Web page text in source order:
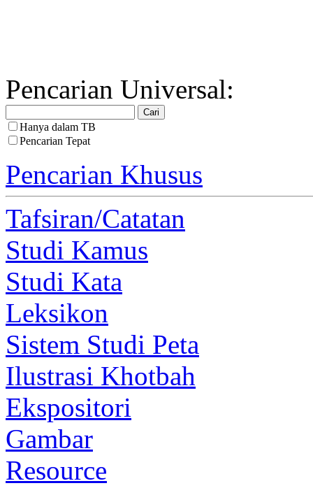
Pencarian Universal:
Hanya dalam TB
Pencarian Tepat
Pencarian Khusus
Tafsiran/Catatan
Studi Kamus
Studi Kata
Leksikon
Sistem Studi Peta
Ilustrasi Khotbah
Ekspositori
Gambar
Resource